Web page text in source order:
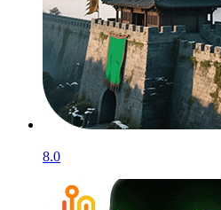
8.0